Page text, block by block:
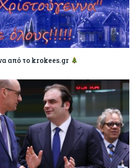
από το krokees.gr